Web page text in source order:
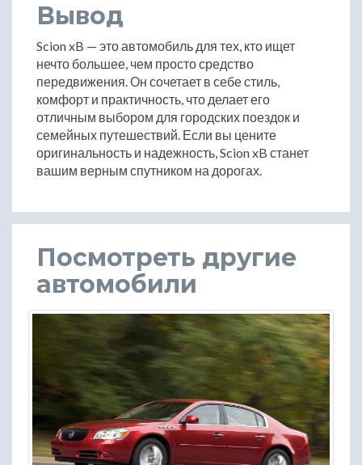
Вывод
Scion xB — это автомобиль для тех, кто ищет
нечто большее, чем просто средство
передвижения. Он сочетает в себе стиль,
комфорт и практичность, что делает его
отличным выбором для городских поездок и
семейных путешествий. Если вы цените
оригинальность и надежность, Scion xB станет
вашим верным спутником на дорогах.
Посмотреть другие
автомобили